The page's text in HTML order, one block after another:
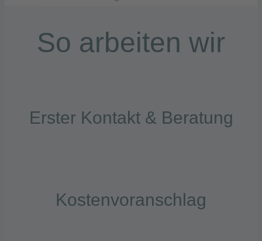
So arbeiten wir
Erster Kontakt & Beratung
Kostenvoranschlag